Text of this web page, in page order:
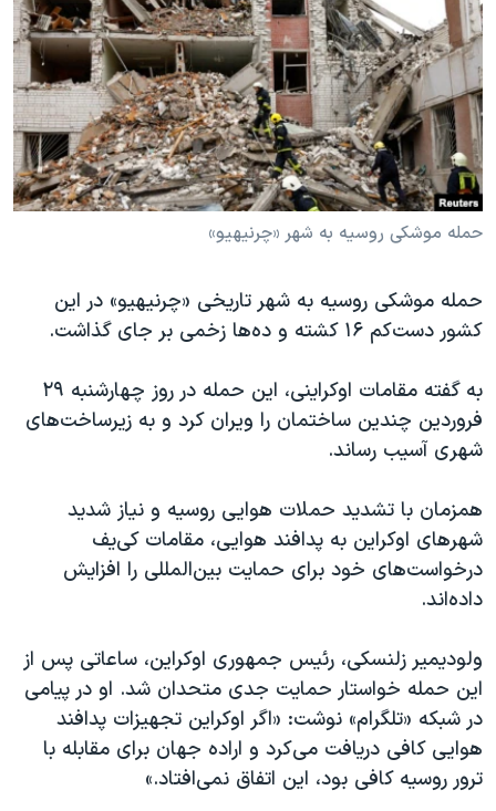
فرهنگ و زندگی
حقوق شهروندی
اقتصادی
علم و فناوری
اسرائیل در جنگ
مستندها
انتخابات ریاست جمهوری آمریکا ۲۰۲۴
حمله جمهوری اسلامی به اسرائیل
رمز مهسا
ورزش زنان در ایران
تریبونال مردمی آبان ۹۸
دادگاه حمید نوری
چهل سال گروگان‌گیری
قانون شفافیت دارائی کادر رهبری ایران
اعتراضات مردمی آبان ۹۸
اسرائیل در جنگ
نرگس محمدی برنده جایزه نوبل صلح
همایش محافظه‌کاران آمریکا «سی‌پک»
سفر پرزیدنت ترامپ به چین
دنبال کنید
زبانهای مختلف
حمله موشکی روسیه به شهر «چرنیهیو»
حمله موشکی روسیه به شهر تاریخی «چرنیهیو» در این
کشور دست‌کم ۱۶ کشته و ده‌ها زخمی بر جای گذاشت.
به گفته مقامات ا‌وکراینی، این حمله در روز چهارشنبه ۲۹
فروردین چندین ساختمان را ویران کرد و به زیرساخت‌های
شهری آسیب رساند.
همزمان با تشدید حملات هوایی روسیه و نیاز شدید
شهرهای اوکراین به پدافند هوایی، مقامات کی‌یف
درخواست‌های خود برای حمایت بین‌المللی را افزایش
داده‌اند.
ولودیمیر زلنسکی، رئیس جمهوری اوکراین، ساعاتی پس از
این حمله خواستار حمایت جدی متحدان شد. او در پیامی
در شبکه «تلگرام» نوشت: «اگر اوکراین تجهیزات پدافند
هوایی کافی دریافت می‌کرد و اراده جهان برای مقابله با
ترور روسیه کافی بود، این اتفاق نمی‌افتاد.»